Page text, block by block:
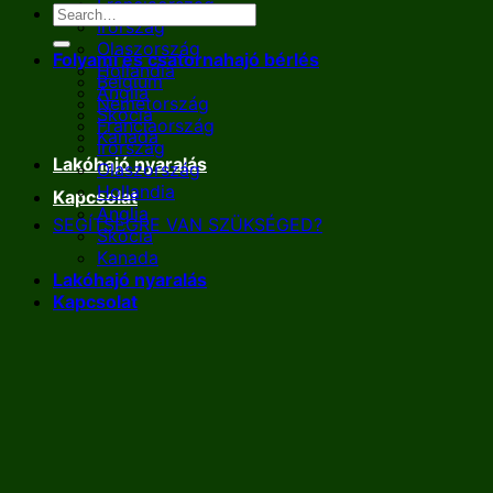
Franciaország
Írország
Olaszország
Hollandia
Anglia
Skócia
Kanada
Lakóhajó nyaralás
Kapcsolat
SEGÍTSÉGRE VAN SZÜKSÉGED?
Folyami és csatornahajó bérlés
Belgium
Németország
Franciaország
Írország
Olaszország
Hollandia
Anglia
Skócia
Kanada
Lakóhajó nyaralás
Kapcsolat